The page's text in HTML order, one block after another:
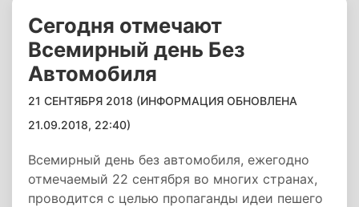
Сегодня отмечают
Всемирный день Без
Автомобиля
21 СЕНТЯБРЯ 2018 (ИНФОРМАЦИЯ ОБНОВЛЕНА
21.09.2018, 22:40)
Всемирный день без автомобиля, ежегодно
отмечаемый 22 сентября во многих странах,
проводится с целью пропаганды идеи пешего